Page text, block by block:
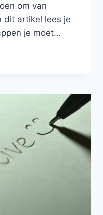
om van
dit artikel lees je
je moet…